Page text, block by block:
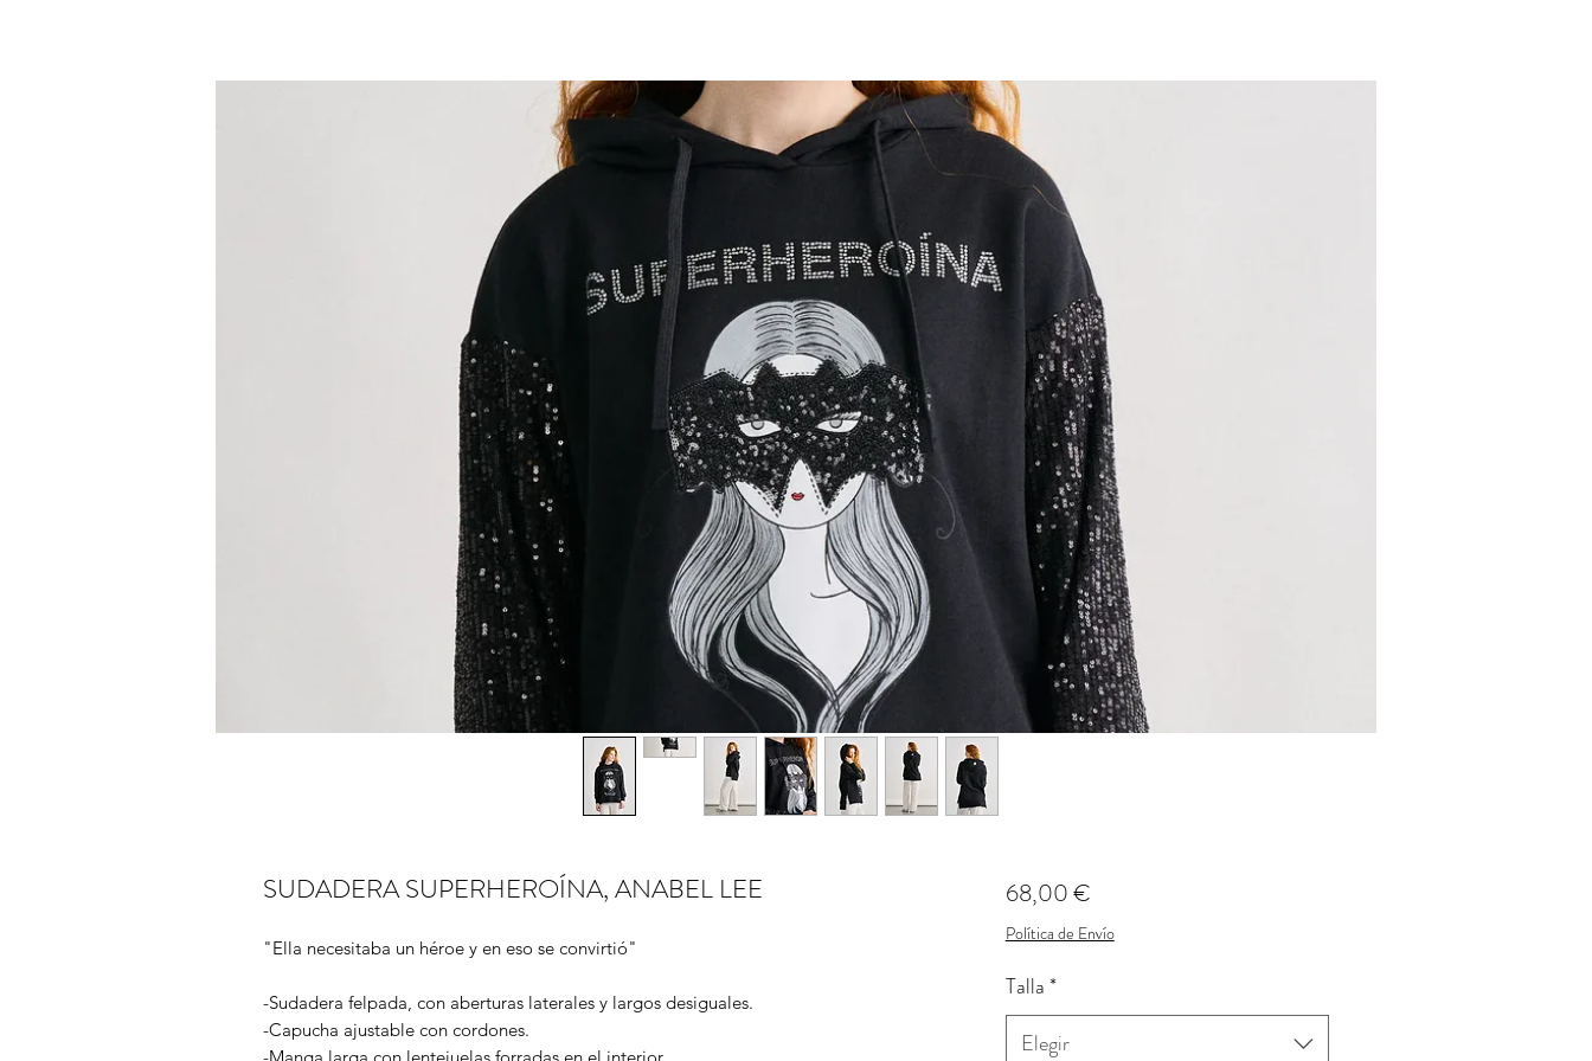
SUDADERA SUPERHEROÍNA, ANABEL LEE
"Ella necesitaba un héroe y en eso se convirtió"
-Sudadera felpada, con aberturas laterales y largos desiguales.
-Capucha ajustable con cordones.
68,00 €Precio
Política de Envío
Talla*
Elegir